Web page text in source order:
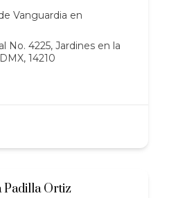
Vanguardia en
No. 4225, Jardines en la
14210
Padilla Ortiz